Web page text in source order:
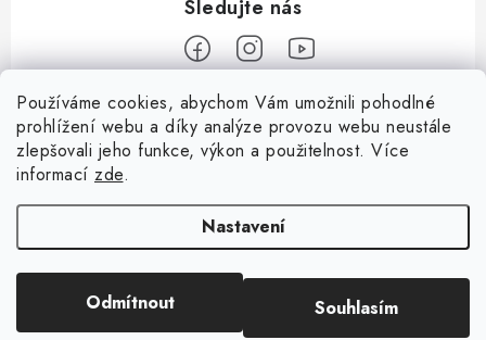
Používáme cookies, abychom Vám umožnili pohodlné
prohlížení webu a díky analýze provozu webu neustále
zlepšovali jeho funkce, výkon a použitelnost. Více
informací zde.
Nastavení
Odmítnout Souhlasím
Informace pro vás
Dopravné
Kontaktujte nás
Hodnocení obchodu
Tipy na tvoření
Jutový Mikuláš, anděl a čert - perfektní zábava pro děti
Mikuláš, anděl a čert - perfektní tvoření pro děti
Vytvořil Shoptet
Copyright 2026CENTROFLOR, s.r.o. . Všechna práva vyhrazena.